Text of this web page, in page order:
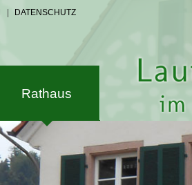
DATENSCHUTZ
Rathaus